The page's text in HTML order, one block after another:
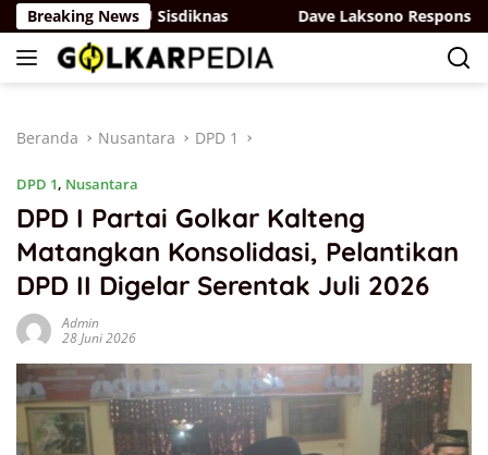
Langsung
ke
konten
Breaking News
di RUU Sisdiknas Dave Laksono Respons Isu
Beranda Nusantara DPD 1
DPD 1, Nusantara
DPD I Partai Golkar Kalteng
Matangkan Konsolidasi, Pelantikan
DPD II Digelar Serentak Juli 2026
Admin
28 Juni 2026